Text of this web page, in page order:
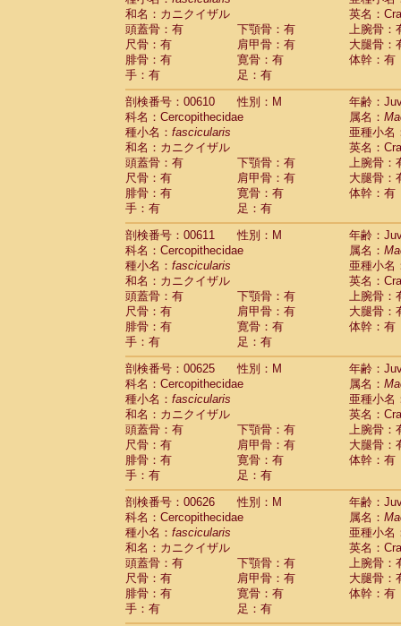
和名：カニクイザル
英名：
頭蓋骨：有
下顎骨：有
上腕骨：
尺骨：有
肩甲骨：有
大腿骨：
腓骨：有
寛骨：有
体幹：有
手：有
足：有
剖検番号：00610
性別：M
年齢：
科名：Cercopithecidae
属名：
種小名： fascicularis
亜種小名
和名：カニクイザル
英名：
頭蓋骨：有
下顎骨：有
上腕骨：
尺骨：有
肩甲骨：有
大腿骨：
腓骨：有
寛骨：有
体幹：有
手：有
足：有
剖検番号：00611
性別：M
年齢：
科名：Cercopithecidae
属名：
種小名： fascicularis
亜種小名
和名：カニクイザル
英名：
頭蓋骨：有
下顎骨：有
上腕骨：
尺骨：有
肩甲骨：有
大腿骨：
腓骨：有
寛骨：有
体幹：有
手：有
足：有
剖検番号：00625
性別：M
年齢：
科名：Cercopithecidae
属名：
種小名： fascicularis
亜種小名
和名：カニクイザル
英名：
頭蓋骨：有
下顎骨：有
上腕骨：
尺骨：有
肩甲骨：有
大腿骨：
腓骨：有
寛骨：有
体幹：有
手：有
足：有
剖検番号：00626
性別：M
年齢：
科名：Cercopithecidae
属名：
種小名： fascicularis
亜種小名
和名：カニクイザル
英名：
頭蓋骨：有
下顎骨：有
上腕骨：
尺骨：有
肩甲骨：有
大腿骨：
腓骨：有
寛骨：有
体幹：有
手：有
足：有